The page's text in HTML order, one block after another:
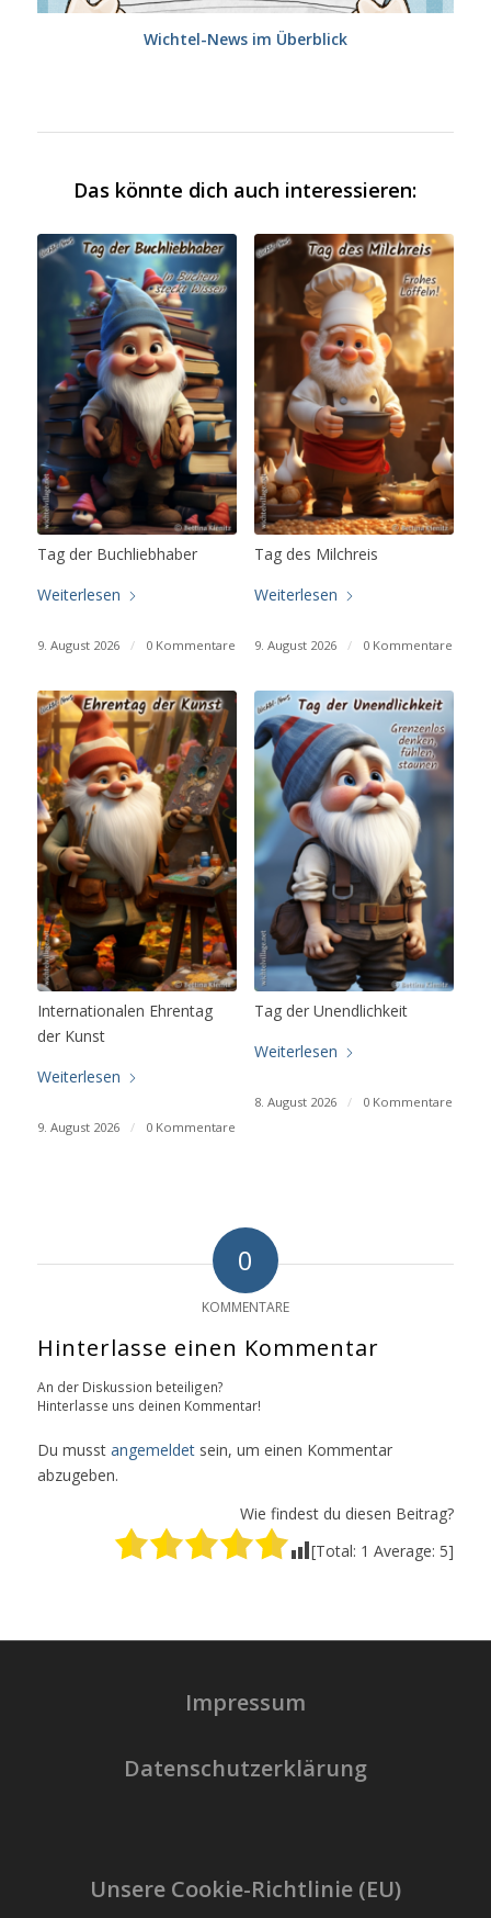
Wichtel-News im Überblick
Das könnte dich auch interessieren:
Tag der Buchliebhaber
Weiterlesen
9. August 2026 / 0 Kommentare
Tag des Milchreis
Weiterlesen
9. August 2026 / 0 Kommentare
Internationalen Ehrentag
der Kunst
Weiterlesen
9. August 2026 / 0 Kommentare
Tag der Unendlichkeit
Weiterlesen
8. August 2026 / 0 Kommentare
0
KOMMENTARE
Hinterlasse einen Kommentar
An der Diskussion beteiligen?
Hinterlasse uns deinen Kommentar!
Du musst angemeldetsein, um einen Kommentar
abzugeben.
Wie findest du diesen Beitrag?
[Total: 1 Average: 5]
Impressum
Datenschutzerklärung
Unsere Cookie-Richtlinie (EU)